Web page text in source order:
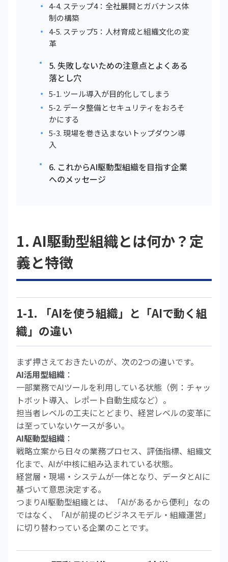
4-4. ステップ4：全社展開とガバナンス体
制の構築
4-5. ステップ5：人材育成と組織文化の変
革
5. 失敗しないための注意点とよくある
落とし穴
5-1. ツール導入が目的化してしまう
5-2. データ整備とセキュリティをおろそ
かにする
5-3. 現場を巻き込まないトップダウン導
入
6. これからAI駆動型組織を目指す企業
へのメッセージ
1. AI駆動型組織とは何か？定
義と特徴
1-1. 「AIを使う組織」と「AIで動く組
織」の違い
まず押さえておきたいのが、次の2つの違いです。
AI活用型組織 ：
一部業務でAIツールを利用している状態（例：チャッ
トボット導入、レポート自動生成など）。
担当者レベルの工夫にとどまり、経営レベルの変革に
は至っていないケースが多い。
AI駆動型組織 ：
戦略立案から日々の業務プロセス、評価指標、組織文
化まで、AIが中核に組み込まれている状態。
経営層・現場・システムが一体となり、データとAIに
基づいて意思決定する。
つまりAI駆動型組織とは、「AIがあるから便利」なの
ではなく、「AIが前提のビジネスモデル・組織運営」
に切り替わっている企業のことです。